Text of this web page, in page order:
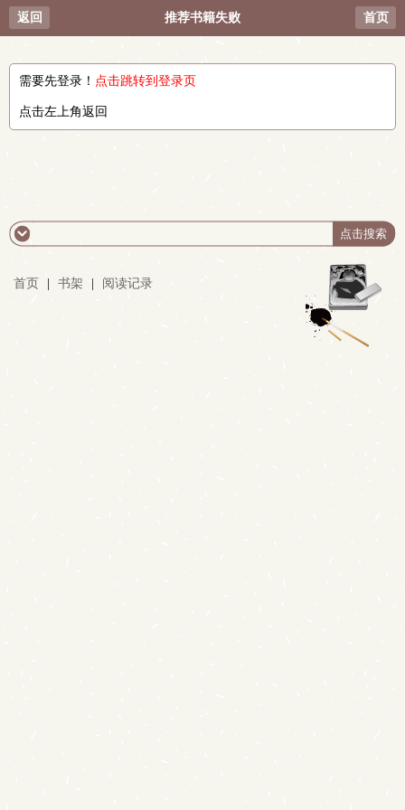
返回 推荐书籍失败 首页
需要先登录！ 点击跳转到登录页
点击左上角返回
首页 书架 阅读记录